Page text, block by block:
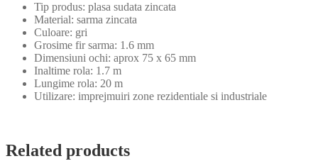
Tip produs: plasa sudata zincata
Material: sarma zincata
Culoare: gri
Grosime fir sarma: 1.6 mm
Dimensiuni ochi: aprox 75 x 65 mm
Inaltime rola: 1.7 m
Lungime rola: 20 m
Utilizare: imprejmuiri zone rezidentiale si industriale
Related products